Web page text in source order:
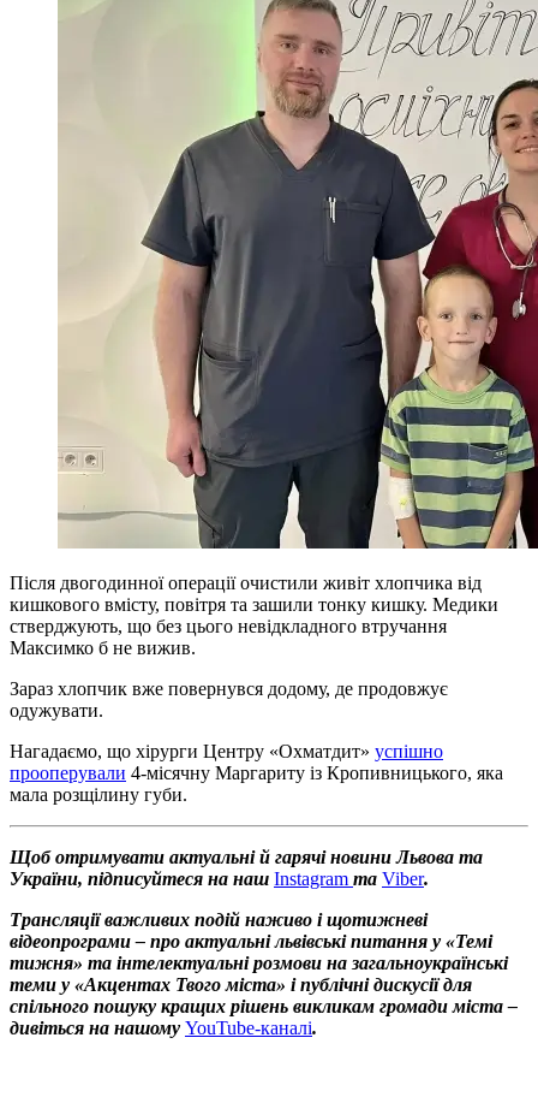
Після двогодинної операції очистили живіт хлопчика від
кишкового вмісту, повітря та зашили тонку кишку. Медики
стверджують, що без цього невідкладного втручання
Максимко б не вижив.
Зараз хлопчик вже повернувся додому, де продовжує
одужувати.
Нагадаємо, що хірурги Центру «Охматдит» успішно
прооперували 4-місячну Маргариту із Кропивницького, яка
мала розщілину губи.
Щоб отримувати актуальні й гарячі новини Львова та
України, підписуйтеся на наш Instagram та Viber.
Трансляції важливих подій наживо і щотижневі
відеопрограми – про актуальні львівські питання у «Темі
тижня» та інтелектуальні розмови на загальноукраїнські
теми у «Акцентах Твого міста» і публічні дискусії для
спільного пошуку кращих рішень викликам громади міста –
дивіться на нашому YouTube-каналі.